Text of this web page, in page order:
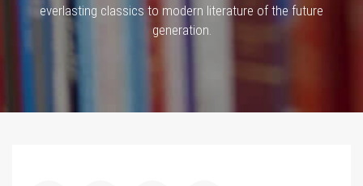
everlasting classics to modern literature of the future
generation.